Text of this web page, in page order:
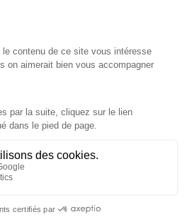
„Signature“ und
Unser Konzept in einem Video
Hinweise